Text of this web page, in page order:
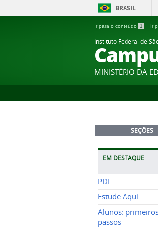
BRASIL
Ir para o conteúdo 1 Ir
Instituto Federal de
MINISTÉRIO DA
SEÇÕES
EM DESTAQUE
PDI
Estude Aqui
Alunos: primeiros
passos